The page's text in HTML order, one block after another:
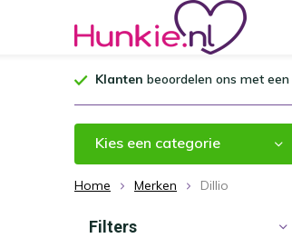
Klanten beoordelen ons met een
Kies een categorie
Home Merken Dillio
Filters